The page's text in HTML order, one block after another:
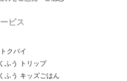
ビス
クバイ
ふう トリップ
ふう キッズごはん